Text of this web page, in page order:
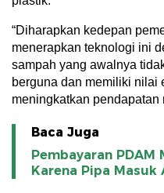
“Diharapkan kedepan
menerapkan teknologi ini
sampah yang awalnya
berguna dan memiliki nilai
meningkatkan pendapatan
Baca Juga
Pembayaran PDAM
Karena Pipa Masuk